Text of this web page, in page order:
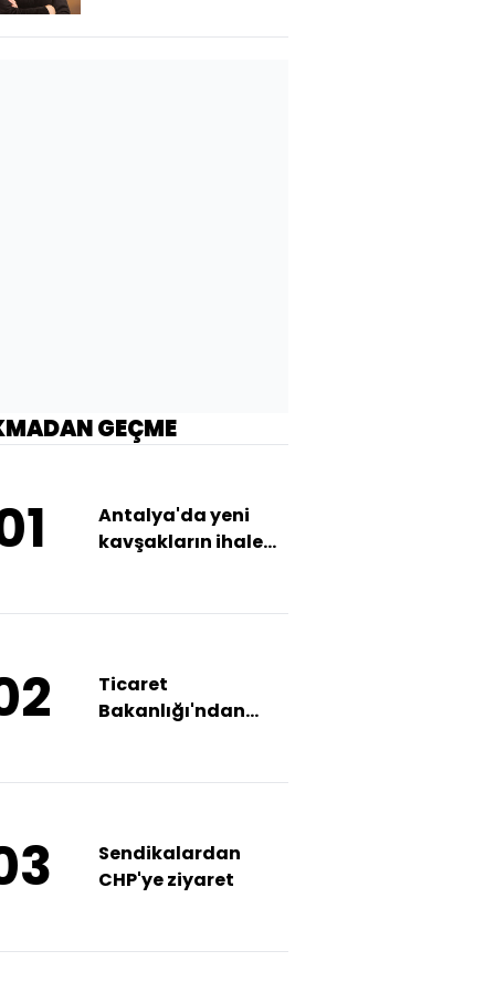
GEÇME
Antalya'da yeni
kavşakların ihale
Ticaret
Bakanlığı'ndan
Sendikalardan
CHP'ye ziyaret